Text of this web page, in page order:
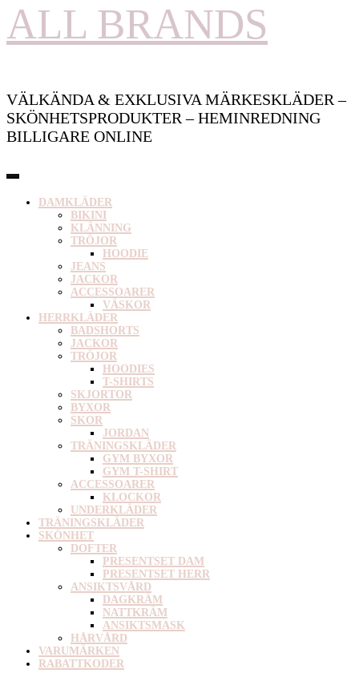
ALL BRANDS
VÄLKÄNDA & EXKLUSIVA MÄRKESKLÄDER –
SKÖNHETSPRODUKTER – HEMINREDNING
BILLIGARE ONLINE
DAMKLÄDER
BIKINI
KLÄNNING
TRÖJOR
HOODIE
JEANS
JACKOR
ACCESSOARER
VÄSKOR
HERRKLÄDER
BADSHORTS
JACKOR
TRÖJOR
HOODIES
T-SHIRTS
SKJORTOR
BYXOR
SKOR
JORDAN
TRÄNINGSKLÄDER
GYM BYXOR
GYM T-SHIRT
ACCESSOARER
KLOCKOR
UNDERKLÄDER
TRÄNINGSKLÄDER
SKÖNHET
DOFTER
PRESENTSET DAM
PRESENTSET HERR
ANSIKTSVÅRD
DAGKRÄM
NATTKRÄM
ANSIKTSMASK
HÅRVÅRD
VARUMÄRKEN
RABATTKODER